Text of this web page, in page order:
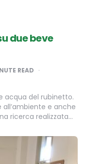
due beve
READ
acqua del rubinetto.
e anche
ricerca realizzata…